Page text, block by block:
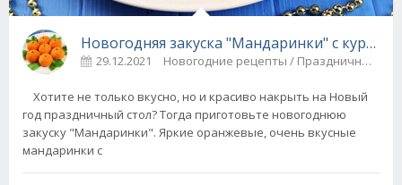
Новогодняя закуска "Мандаринки" с
29.12.2021 Новогодние рецепты / Праздничные
Хотите не только вкусно, но и красиво накрыть на Новый
год праздничный стол? Тогда приготовьте новогоднюю
закуску "Мандаринки". Яркие оранжевые, очень вкусные
мандаринки с